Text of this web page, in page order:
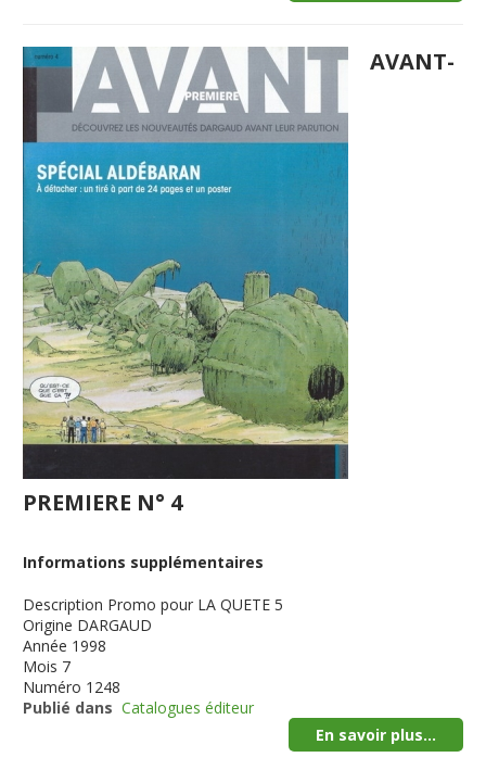
AVANT-
PREMIERE N° 4
Informations supplémentaires
Description Promo pour LA QUETE 5
Origine DARGAUD
Année 1998
Mois 7
Numéro 1248
Publié dans Catalogues éditeur
En savoir plus...